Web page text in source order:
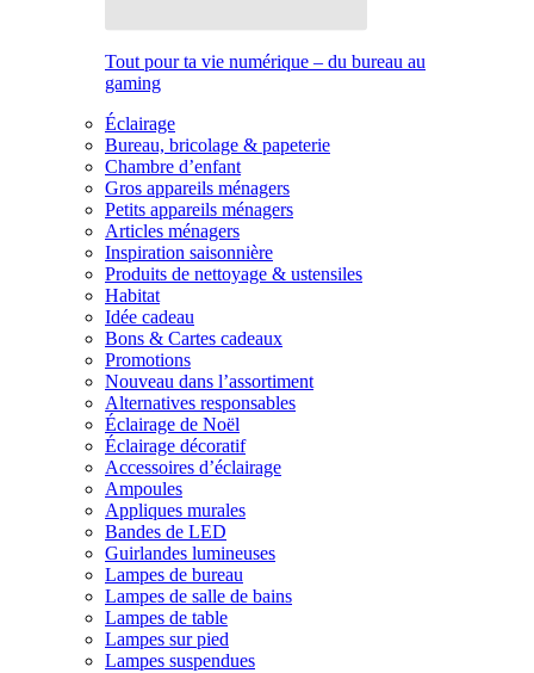
Tout pour ta vie numérique – du bureau au
gaming
Éclairage
Bureau, bricolage & papeterie
Chambre d’enfant
Gros appareils ménagers
Petits appareils ménagers
Articles ménagers
Inspiration saisonnière
Produits de nettoyage & ustensiles
Habitat
Idée cadeau
Bons & Cartes cadeaux
Promotions
Nouveau dans l’assortiment
Alternatives responsables
Éclairage de Noël
Éclairage décoratif
Accessoires d’éclairage
Ampoules
Appliques murales
Bandes de LED
Guirlandes lumineuses
Lampes de bureau
Lampes de salle de bains
Lampes de table
Lampes sur pied
Lampes suspendues